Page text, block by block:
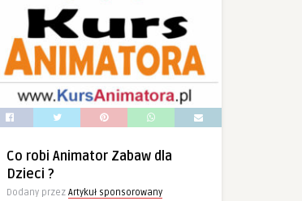
Co robi Animator Zabaw dla
Dzieci ?
Dodany przez Artykuł sponsorowany